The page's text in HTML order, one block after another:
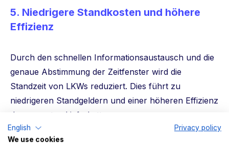
5. Niedrigere Standkosten und höhere
Effizienz
Durch den schnellen Informationsaustausch und die
genaue Abstimmung der Zeitfenster wird die
Standzeit von LKWs reduziert. Dies führt zu
niedrigeren Standgeldern und einer höheren Effizienz
der gesamten Lieferkette.
English
Privacy policy
We use cookies